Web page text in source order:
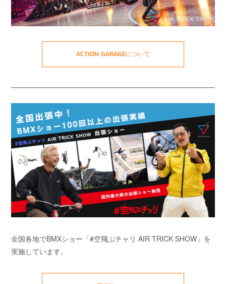
ACTION GARAGEについて
全国各地でBMXショー「#空飛ぶチャリ AIR TRICK SHOW」を
実施しています。